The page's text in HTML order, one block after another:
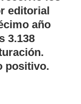
editorial
año
3.138
positivo.